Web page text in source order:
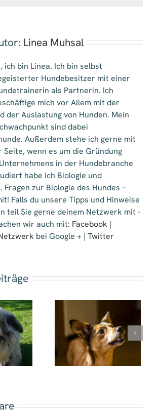
Linea Muhsal
ich bin Linea. Ich bin selbst
Hundebesitzer mit einer
als Partnerin. Ich
mich vor Allem mit der
der Auslastung von Hunden. Mein
sind dabei
Außerdem stehe ich gerne mit
Seite, wenn es um die Gründung
in der Hundebranche
habe ich Biologie und
Fragen zur Biologie des Hundes –
Falls du unsere Tipps und Hinweise
teil Sie gerne deinem Netzwerk mit -
wir auch mit: Facebook |
bei Google + | Twitter
– ein
– Teil 2
Hund – ein
Überblick – Teil 1